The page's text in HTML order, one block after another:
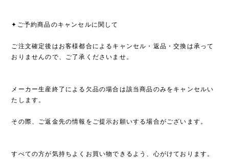
✦ご予約商品のキャンセルに関して
ご注文確定後はお客様都合によるキャンセル・返品・交換は承って
おりませんので、ご了承くださいませ。
メーカー生産終了による欠品の場合は該当商品のみをキャンセルい
たします。
その際、ご返金先の情報をご提示お願いする場合がございます。
すべての方が気持ちよくお買い物できるよう、心がけております。